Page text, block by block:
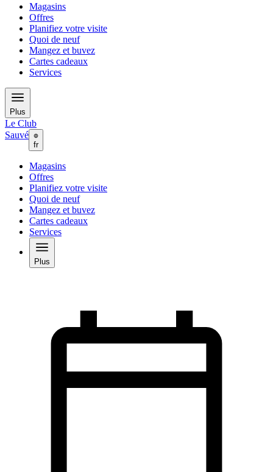
Magasins
Offres
Planifiez votre visite
Quoi de neuf
Mangez et buvez
Cartes cadeaux
Services
Plus
Le Club
Sauvé
fr
Magasins
Offres
Planifiez votre visite
Quoi de neuf
Mangez et buvez
Cartes cadeaux
Services
Plus